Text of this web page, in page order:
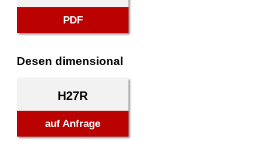
PDF
Desen dimensional
H27R
auf Anfrage